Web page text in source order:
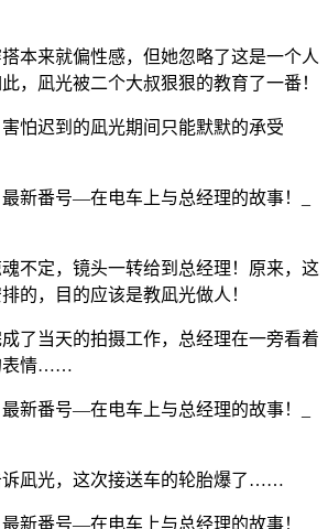
本来就偏性感，但她忽略了这是一个人
，凪光被二个大叔狠狠的教育了一番！
怕迟到的凪光期间只能默默的承受
不定，镜头一转给到总经理！原来，这
的，目的应该是教凪光做人！
了当天的拍摄工作，总经理在一旁看着
表情……
诉凪光，这次接送车的轮胎爆了……